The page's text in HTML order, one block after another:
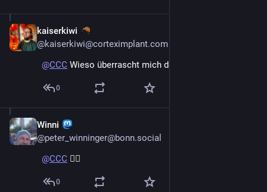
kaiserkiwi
@kaiserkiwi@corteximplant.com
@CCC Wieso überrascht mich das eigentlich nicht?
0
Winni
@peter_winninger@bonn.social
@CCC 🤦‍♂️
0